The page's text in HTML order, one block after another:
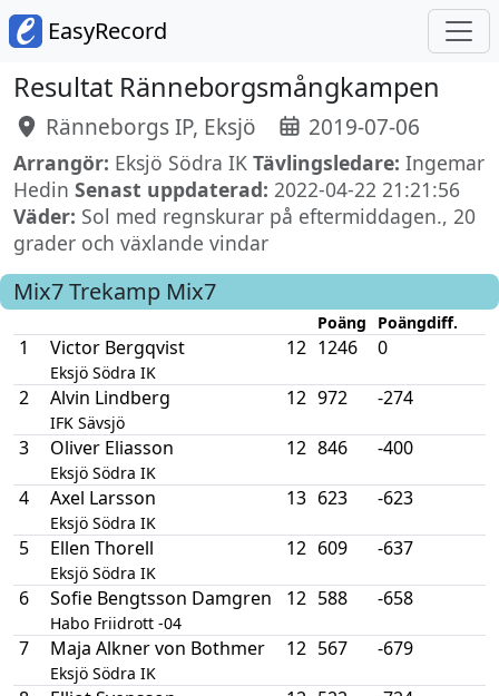
EasyRecord
Resultat Ränneborgsmångkampen
Ränneborgs IP, Eksjö 2019-07-06
Arrangör: Eksjö Södra IK Tävlingsledare: Ingemar
Hedin Senast uppdaterad: 2022-04-22 21:21:56
Väder: Sol med regnskurar på eftermiddagen., 20
grader och växlande vindar
Mix7Trekamp Mix7
Poäng Poängdiff.
1 Victor Bergqvist
Eksjö Södra IK
12 1246 0
2 Alvin Lindberg
IFK Sävsjö
12 972 -274
3 Oliver Eliasson
Eksjö Södra IK
12 846 -400
4 Axel Larsson
Eksjö Södra IK
13 623 -623
5 Ellen Thorell
Eksjö Södra IK
12 609 -637
6 Sofie Bengtsson Damgren
Habo Friidrott -04
12 588 -658
7 Maja Alkner von Bothmer
Eksjö Södra IK
12 567 -679